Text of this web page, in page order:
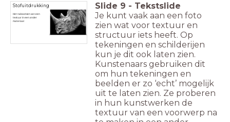
Stofuitdrukking
Het nabootsen van een
textuur in een ander
materiaal
Slide 9 - Tekstslide
Je kunt vaak aan een foto
zien wat voor textuur en
structuur iets heeft. Op
tekeningen en schilderijen
kun je dit ook laten zien.
Kunstenaars gebruiken dit
om hun tekeningen en
beelden er zo ‘echt’ mogelijk
uit te laten zien. Ze proberen
in hun kunstwerken de
textuur van een voorwerp na